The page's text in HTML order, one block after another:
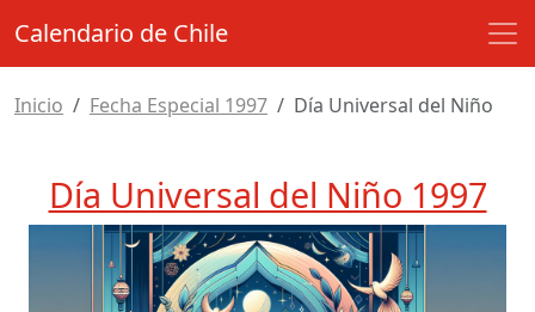
Calendario de Chile
Inicio Fecha Especial 1997 Día Universal del Niño
Día Universal del Niño 1997